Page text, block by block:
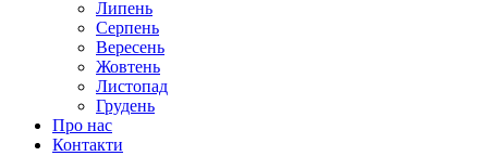
Липень
Серпень
Вересень
Жовтень
Листопад
Грудень
Про нас
Контакти